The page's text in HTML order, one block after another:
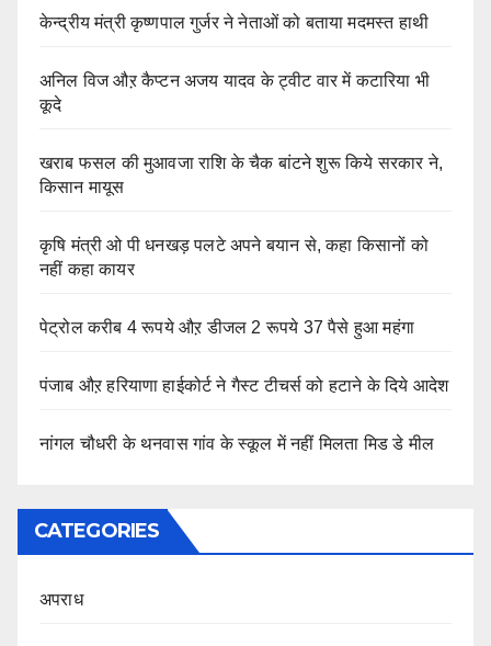
केन्द्रीय मंत्री कृष्णपाल गुर्जर ने नेताओं को बताया मदमस्त हाथी
अनिल विज औऱ कैप्टन अजय यादव के ट्वीट वार में कटारिया भी
कूदे
खराब फसल की मुआवजा राशि के चैक बांटने शुरू किये सरकार ने,
किसान मायूस
कृषि मंत्री ओ पी धनखड़ पलटे अपने बयान से, कहा किसानों को
नहीं कहा कायर
पेट्रोल करीब 4 रूपये औऱ डीजल 2 रूपये 37 पैसे हुआ महंगा
पंजाब औऱ हरियाणा हाईकोर्ट ने गैस्ट टीचर्स को हटाने के दिये आदेश
नांगल चौधरी के थनवास गांव के स्कूल में नहीं मिलता मिड डे मील
CATEGORIES
अपराध